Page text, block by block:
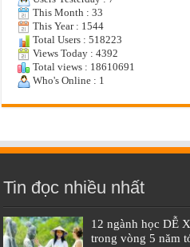
This Month : 33
This Year : 1544
Total Users : 518223
Views Today : 4392
Total views : 18610691
Who's Online : 1
Tin đọc nhiều nhất
12 ngành học DỄ
trong vòng 5 năm